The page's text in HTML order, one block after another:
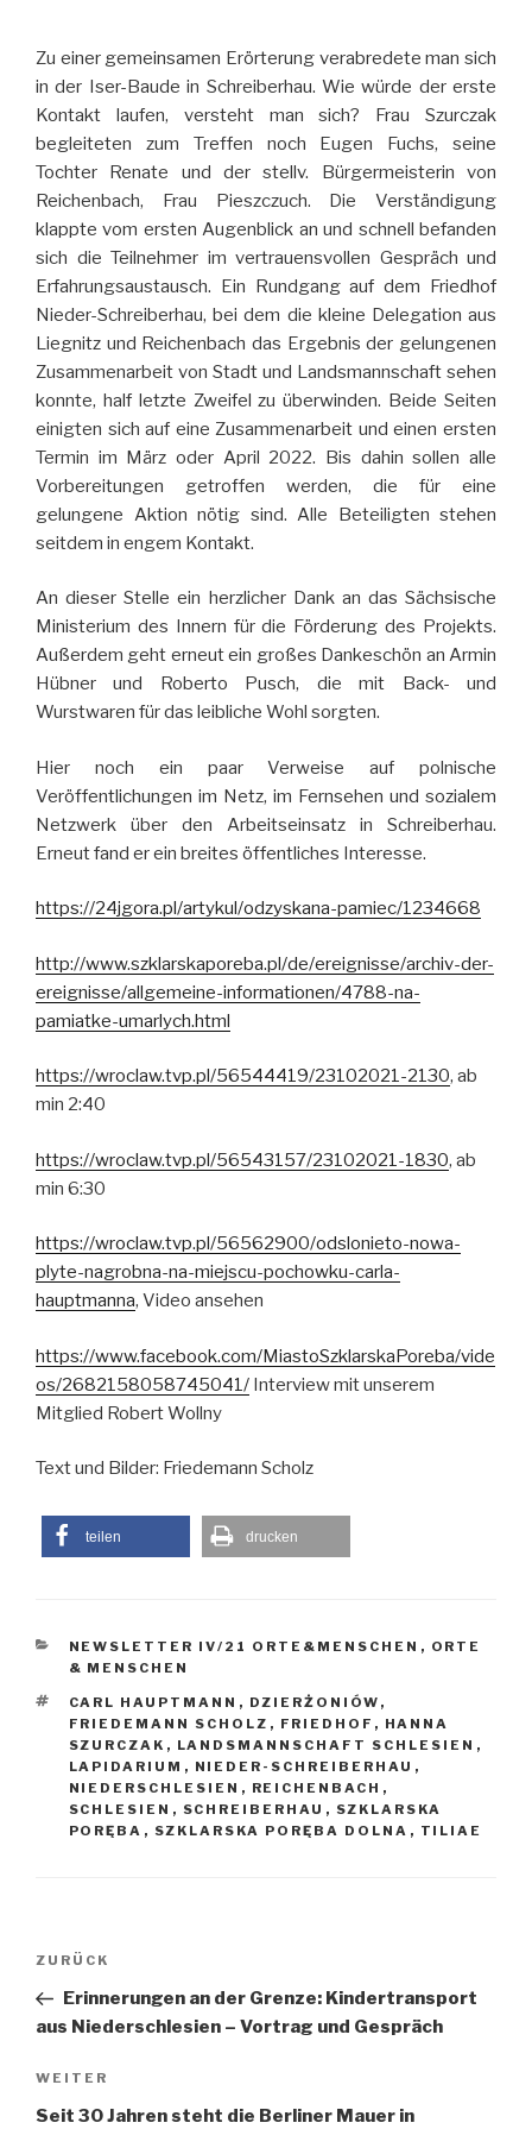
Zu einer gemeinsamen Erörterung verabredete man sich
in der Iser-Baude in Schreiberhau. Wie würde der erste
Kontakt laufen, versteht man sich? Frau Szurczak
begleiteten zum Treffen noch Eugen Fuchs, seine
Tochter Renate und der stellv. Bürgermeisterin von
Reichenbach, Frau Pieszczuch. Die Verständigung
klappte vom ersten Augenblick an und schnell befanden
sich die Teilnehmer im vertrauensvollen Gespräch und
Erfahrungsaustausch. Ein Rundgang auf dem Friedhof
Nieder-Schreiberhau, bei dem die kleine Delegation aus
Liegnitz und Reichenbach das Ergebnis der gelungenen
Zusammenarbeit von Stadt und Landsmannschaft sehen
konnte, half letzte Zweifel zu überwinden. Beide Seiten
einigten sich auf eine Zusammenarbeit und einen ersten
Termin im März oder April 2022. Bis dahin sollen alle
Vorbereitungen getroffen werden, die für eine
gelungene Aktion nötig sind. Alle Beteiligten stehen
seitdem in engem Kontakt.
An dieser Stelle ein herzlicher Dank an das Sächsische
Ministerium des Innern für die Förderung des Projekts.
Außerdem geht erneut ein großes Dankeschön an Armin
Hübner und Roberto Pusch, die mit Back- und
Wurstwaren für das leibliche Wohl sorgten.
Hier noch ein paar Verweise auf polnische
Veröffentlichungen im Netz, im Fernsehen und sozialem
Netzwerk über den Arbeitseinsatz in Schreiberhau.
Erneut fand er ein breites öffentliches Interesse.
https://24jgora.pl/artykul/odzyskana-pamiec/1234668
http://www.szklarskaporeba.pl/de/ereignisse/archiv-der-
ereignisse/allgemeine-informationen/4788-na-
pamiatke-umarlych.html
https://wroclaw.tvp.pl/56544419/23102021-2130, ab
min 2:40
https://wroclaw.tvp.pl/56543157/23102021-1830, ab
min 6:30
https://wroclaw.tvp.pl/56562900/odslonieto-nowa-
plyte-nagrobna-na-miejscu-pochowku-carla-
hauptmanna, Video ansehen
https://www.facebook.com/MiastoSzklarskaPoreba/vide
os/2682158058745041/ Interview mit unserem
Mitglied Robert Wollny
Text und Bilder: Friedemann Scholz
teilen drucken
KATEGORIEN
NEWSLETTER IV/21 ORTE&MENSCHEN , ORTE
& MENSCHEN
SCHLAGWÖRTER
CARL HAUPTMANN , DZIERŻONIÓW ,
FRIEDEMANN SCHOLZ , FRIEDHOF , HANNA
SZURCZAK , LANDSMANNSCHAFT SCHLESIEN ,
LAPIDARIUM , NIEDER-SCHREIBERHAU ,
NIEDERSCHLESIEN , REICHENBACH ,
SCHLESIEN , SCHREIBERHAU , SZKLARSKA
PORĘBA , SZKLARSKA PORĘBA DOLNA , TILIAE
Vorheriger
Beitrag
ZURÜCK
Erinnerungen an der Grenze: Kindertransport
aus Niederschlesien – Vortrag und Gespräch
Nächster
Beitrag
WEITER
Seit 30 Jahren steht die Berliner Mauer in